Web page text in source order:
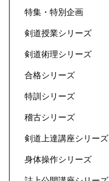
特集・特別企画
剣道授業シリーズ
剣道術理シリーズ
合格シリーズ
特訓シリーズ
稽古シリーズ
剣道上達講座シリーズ
身体操作シリーズ